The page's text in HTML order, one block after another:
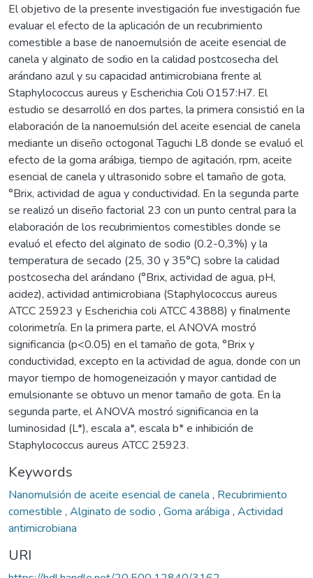
El objetivo de la presente investigación fue investigación fue
evaluar el efecto de la aplicación de un recubrimiento
comestible a base de nanoemulsión de aceite esencial de
canela y alginato de sodio en la calidad postcosecha del
arándano azul y su capacidad antimicrobiana frente al
Staphylococcus aureus y Escherichia Coli O157:H7. El
estudio se desarrolló en dos partes, la primera consistió en la
elaboración de la nanoemulsión del aceite esencial de canela
mediante un diseño octogonal Taguchi L8 donde se evaluó el
efecto de la goma arábiga, tiempo de agitación, rpm, aceite
esencial de canela y ultrasonido sobre el tamaño de gota,
°Brix, actividad de agua y conductividad. En la segunda parte
se realizó un diseño factorial 23 con un punto central para la
elaboración de los recubrimientos comestibles donde se
evaluó el efecto del alginato de sodio (0.2-0,3%) y la
temperatura de secado (25, 30 y 35°C) sobre la calidad
postcosecha del arándano (°Brix, actividad de agua, pH,
acidez), actividad antimicrobiana (Staphylococcus aureus
ATCC 25923 y Escherichia coli ATCC 43888) y finalmente
colorimetría. En la primera parte, el ANOVA mostró
significancia (p<0.05) en el tamaño de gota, °Brix y
conductividad, excepto en la actividad de agua, donde con un
mayor tiempo de homogeneización y mayor cantidad de
emulsionante se obtuvo un menor tamaño de gota. En la
segunda parte, el ANOVA mostró significancia en la
luminosidad (L*), escala a*, escala b* e inhibición de
Staphylococcus aureus ATCC 25923.
Keywords
Nanomulsión de aceite esencial de canela , Recubrimiento
comestible , Alginato de sodio , Goma arábiga , Actividad
antimicrobiana
URI